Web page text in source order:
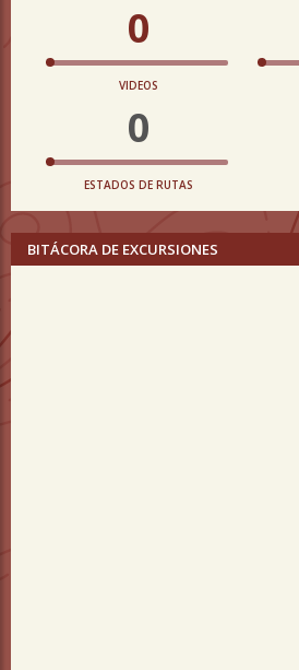
0
VIDEOS
0
ESTADOS DE RUTAS
BITÁCORA DE EXCURSIONES